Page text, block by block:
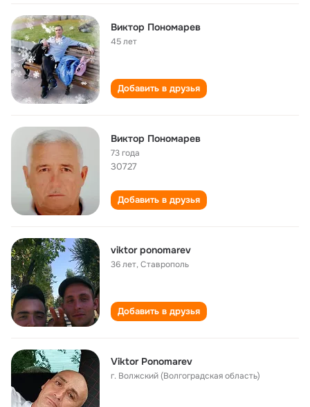
Виктор Пономарев
45 лет
Добавить в друзья
Виктор Пономарев
73 года
30727
Добавить в друзья
viktor ponomarev
36 лет,Ставрополь
Добавить в друзья
Viktor Ponomarev
г. Волжский (Волгоградская область)